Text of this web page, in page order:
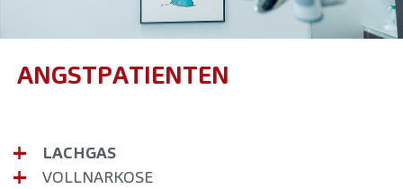
ANGSTPATIENTEN
LACHGAS
VOLLNARKOSE